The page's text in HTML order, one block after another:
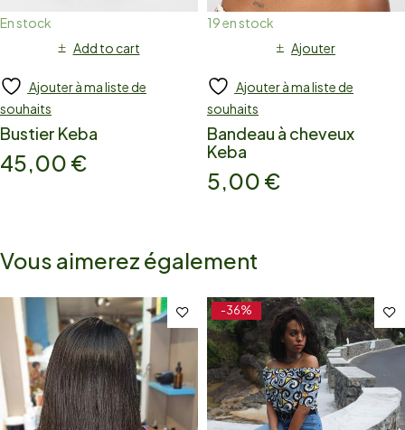
En stock
Add to cart
Ajouter à ma liste de
souhaits
Bustier Keba
45,00 €
19 en stock
Ajouter
Ajouter à ma liste de
souhaits
Bandeau à cheveux
Keba
5,00 €
Vous aimerez également
-36%